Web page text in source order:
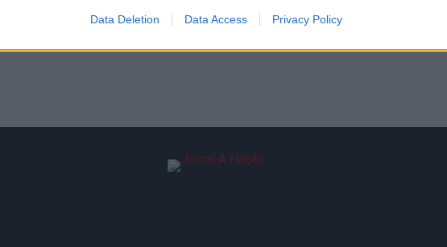
Data Deletion Data Access Privacy Policy